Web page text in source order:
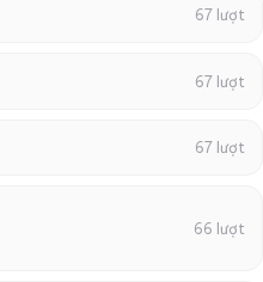
67 lượt
67 lượt
67 lượt
66 lượt